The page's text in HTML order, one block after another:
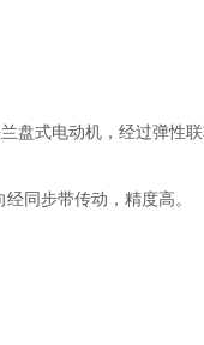
盘式电动机，经过弹性
同步带传动，精度高。